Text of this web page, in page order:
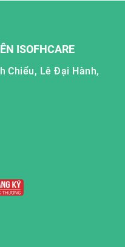
ISOFHCARE
Chiểu, Lê Đại Hành,